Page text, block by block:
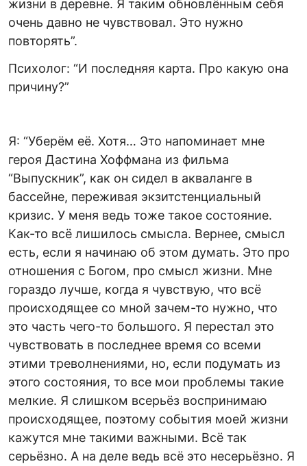
жизни в деревне. Я таким обновлённым себя
очень давно не чувствовал. Это нужно
повторять”.
Психолог: “И последняя карта. Про какую она
причину?”
Я: “Уберём её. Хотя… Это напоминает мне
героя Дастина Хоффмана из фильма
“Выпускник”, как он сидел в акваланге в
бассейне, переживая экзитстенциальный
кризис. У меня ведь тоже такое состояние.
Как-то всё лишилось смысла. Вернее, смысл
есть, если я начинаю об этом думать. Это про
отношения с Богом, про смысл жизни. Мне
гораздо лучше, когда я чувствую, что всё
происходящее со мной зачем-то нужно, что
это часть чего-то большого. Я перестал это
чувствовать в последнее время со всеми
этими треволнениями, но, если подумать из
этого состояния, то все мои проблемы такие
мелкие. Я слишком всерьёз воспринимаю
происходящее, поэтому события моей жизни
кажутся мне такими важными. Всё так
серьёзно. А на деле ведь всё это несерьёзно. Я